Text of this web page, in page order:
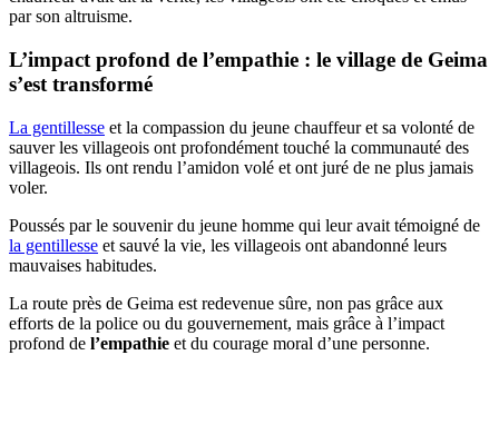
par son altruisme.
L’impact profond de l’empathie : le village de Geima
s’est transformé
La gentillesse et la compassion du jeune chauffeur et sa volonté de
sauver les villageois ont profondément touché la communauté des
villageois. Ils ont rendu l’amidon volé et ont juré de ne plus jamais
voler.
Poussés par le souvenir du jeune homme qui leur avait témoigné de
la gentillesse et sauvé la vie, les villageois ont abandonné leurs
mauvaises habitudes.
La route près de Geima est redevenue sûre, non pas grâce aux
efforts de la police ou du gouvernement, mais grâce à l’impact
profond de l’empathie et du courage moral d’une personne.